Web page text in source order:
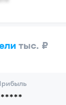
тыс. ₽